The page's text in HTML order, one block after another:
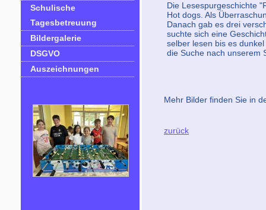
Schulische
Tagesbetreuung
Bildergalerie
DSGVO
Auszeichnungen
Die Lesespurgeschichte
Hot dogs. Als
Danach gab es drei
suchte sich eine
selber lesen bis es
die Suche nach unserem
Mehr Bilder finden Sie in
zurück